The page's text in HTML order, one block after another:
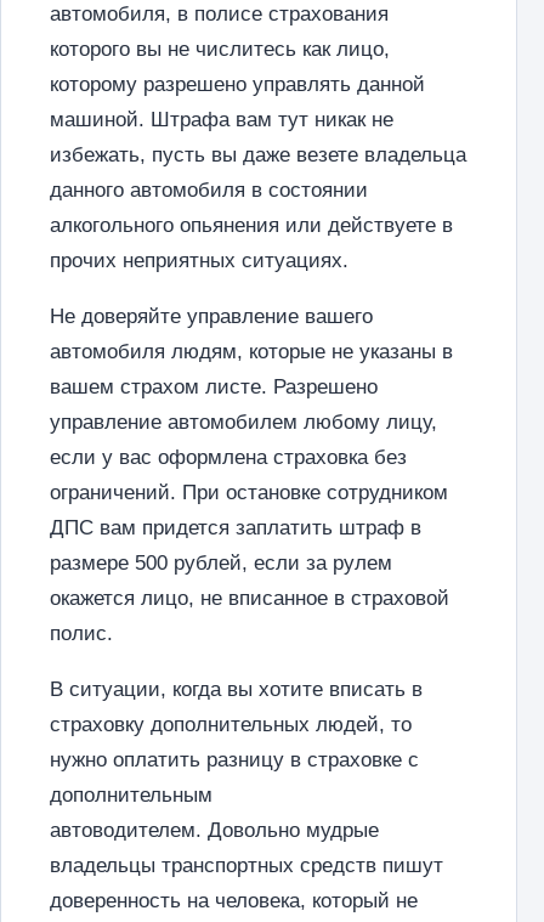
автомобиля, в полисе страхования
которого вы не числитесь как лицо,
которому разрешено управлять данной
машиной. Штрафа вам тут никак не
избежать, пусть вы даже везете владельца
данного автомобиля в состоянии
алкогольного опьянения или действуете в
прочих неприятных ситуациях.
Не доверяйте управление вашего
автомобиля людям, которые не указаны в
вашем страхом листе. Разрешено
управление автомобилем любому лицу,
если у вас оформлена страховка без
ограничений. При остановке сотрудником
ДПС вам придется заплатить штраф в
размере 500 рублей, если за рулем
окажется лицо, не вписанное в страховой
полис.
В ситуации, когда вы хотите вписать в
страховку дополнительных людей, то
нужно оплатить разницу в страховке с
дополнительным
автоводителем. Довольно мудрые
владельцы транспортных средств пишут
доверенность на человека, который не